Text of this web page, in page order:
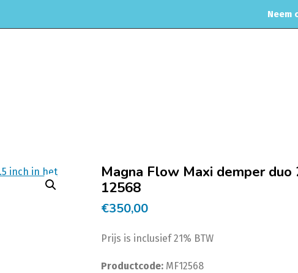
Neem
Magna Flow Maxi demper duo
12568
€350,00
Prijs is inclusief 21% BTW
Productcode: MF12568